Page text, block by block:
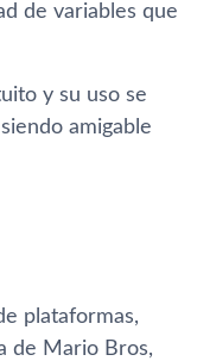
de variables que
y su uso se
amigable
plataformas,
de Mario Bros,